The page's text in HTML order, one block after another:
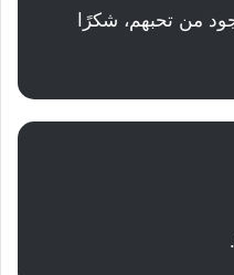
من تحبهم، شكرًا